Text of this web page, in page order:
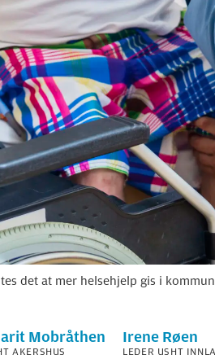
det at mer helsehjelp gis i
Mobråthen
AKERSHUS
Irene Røen
LEDER USHT